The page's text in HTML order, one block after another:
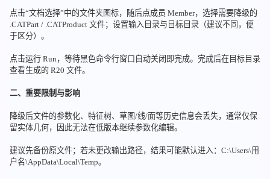
点击“文档选择”中的文件夹图标，随后点成员 Member，选择需要降级的
.CATPart / .CATProduct 文件；设置输入目录与目标目录（建议不同，便
于区分）。
点击运行 Run，等待黑色命令行窗口自动关闭即完成。完成后在目标目录
查看生成的 R20 文件。
二、重要限制与影响
降级后文件的参数化、特征树、草图/线/面等历史信息会丢失，通常仅保
留实体几何，因此无法在低版本继续参数化编辑。
建议先备份原文件；若未更改输出路径，结果可能默认进入：C:\Users\用
户名\AppData\Local\Temp。